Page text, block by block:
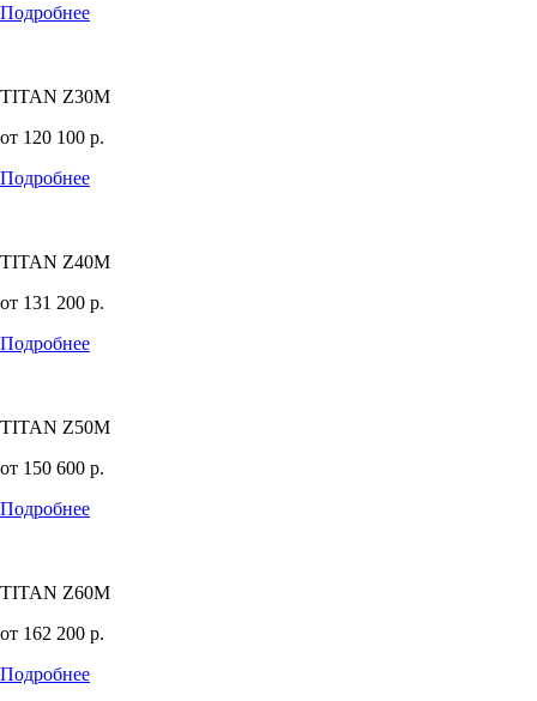
Подробнее
TITAN Z30M
от 120 100 р.
Подробнее
TITAN Z40M
от 131 200 р.
Подробнее
TITAN Z50M
от 150 600 р.
Подробнее
TITAN Z60M
от 162 200 р.
Подробнее